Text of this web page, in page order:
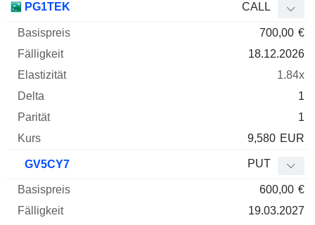
PG1TEK CALL
700,00 €
18.12.2026
1.84x
1
1
9,580 EUR
GV5CY7 PUT
600,00 €
19.03.2027